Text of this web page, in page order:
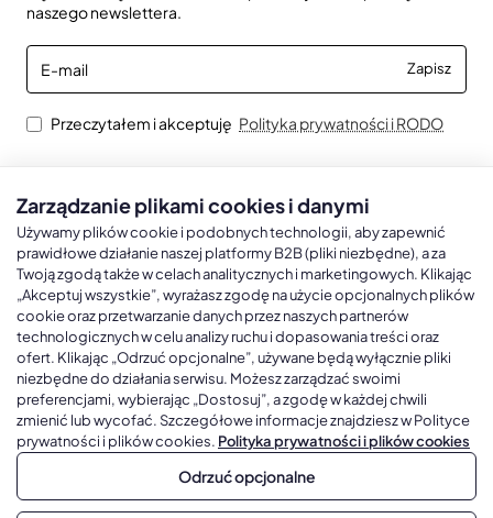
naszego newslettera.
E-
mail
Zapisz
Przeczytałem i akceptuję Polityka prywatności i RODO
Kalendarze książkowe
Kalendarze książkowe A5
Kalendarze książkowe A4
Kalendarze książkowe B5
Kalendarze książkowe A6 i B6
Kalendarze książkowe z własną oprawą
Kalendarze Ścienne
Kalendarze trójdzielne
Kalendarze jednodzielne
Kalendarze czterodzielne
Kalendarze Wieloplanszowe
Kalendarze Wielopanszowe, Plakatowe
Zarządzanie plikami cookies i danymi
Używamy plików cookie i podobnych technologii, aby zapewnić
prawidłowe działanie naszej platformy B2B (pliki niezbędne), a za
Twoją zgodą także w celach analitycznych i marketingowych. Klikając
„Akceptuj wszystkie”, wyrażasz zgodę na użycie opcjonalnych plików
cookie oraz przetwarzanie danych przez naszych partnerów
technologicznych w celu analizy ruchu i dopasowania treści oraz
ofert. Klikając „Odrzuć opcjonalne”, używane będą wyłącznie pliki
niezbędne do działania serwisu. Możesz zarządzać swoimi
preferencjami, wybierając „Dostosuj”, a zgodę w każdej chwili
zmienić lub wycofać. Szczegółowe informacje znajdziesz w Polityce
prywatności i plików cookies. Polityka prywatności i plików cookies
Odrzuć opcjonalne